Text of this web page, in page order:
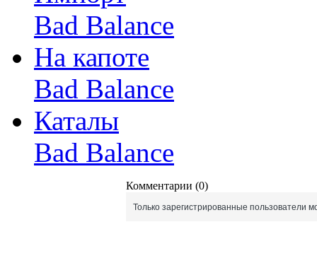
Bad Balance
На капоте
Bad Balance
Каталы
Bad Balance
Комментарии (0)
Только зарегистрированные пользователи